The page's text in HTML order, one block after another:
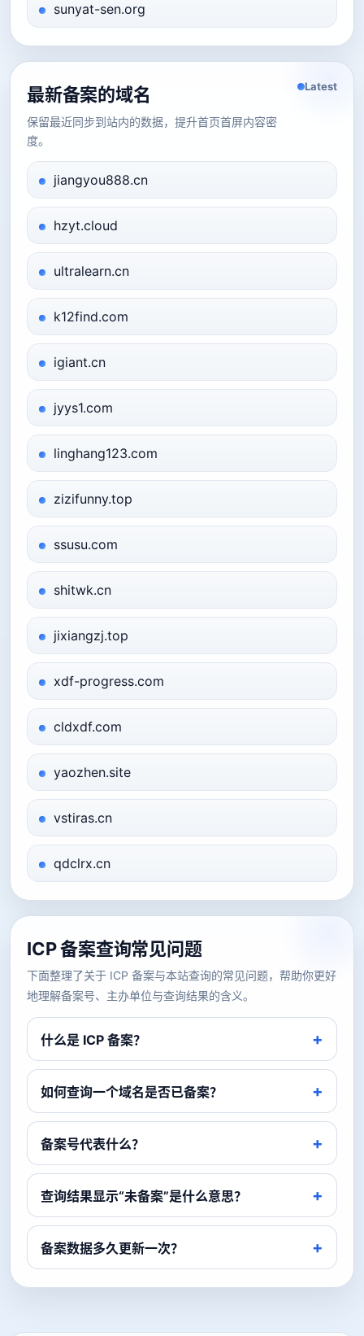
sunyat-sen.org
最新备案的域名
保留最近同步到站内的数据，提升首页首屏内容密
度。
Latest
jiangyou888.cn
hzyt.cloud
ultralearn.cn
k12find.com
igiant.cn
jyys1.com
linghang123.com
zizifunny.top
ssusu.com
shitwk.cn
jixiangzj.top
xdf-progress.com
cldxdf.com
yaozhen.site
vstiras.cn
qdclrx.cn
ICP 备案查询常见问题
下面整理了关于 ICP 备案与本站查询的常见问题，帮助你更好
地理解备案号、主办单位与查询结果的含义。
什么是 ICP 备案？
如何查询一个域名是否已备案？
备案号代表什么？
查询结果显示“未备案”是什么意思？
备案数据多久更新一次？